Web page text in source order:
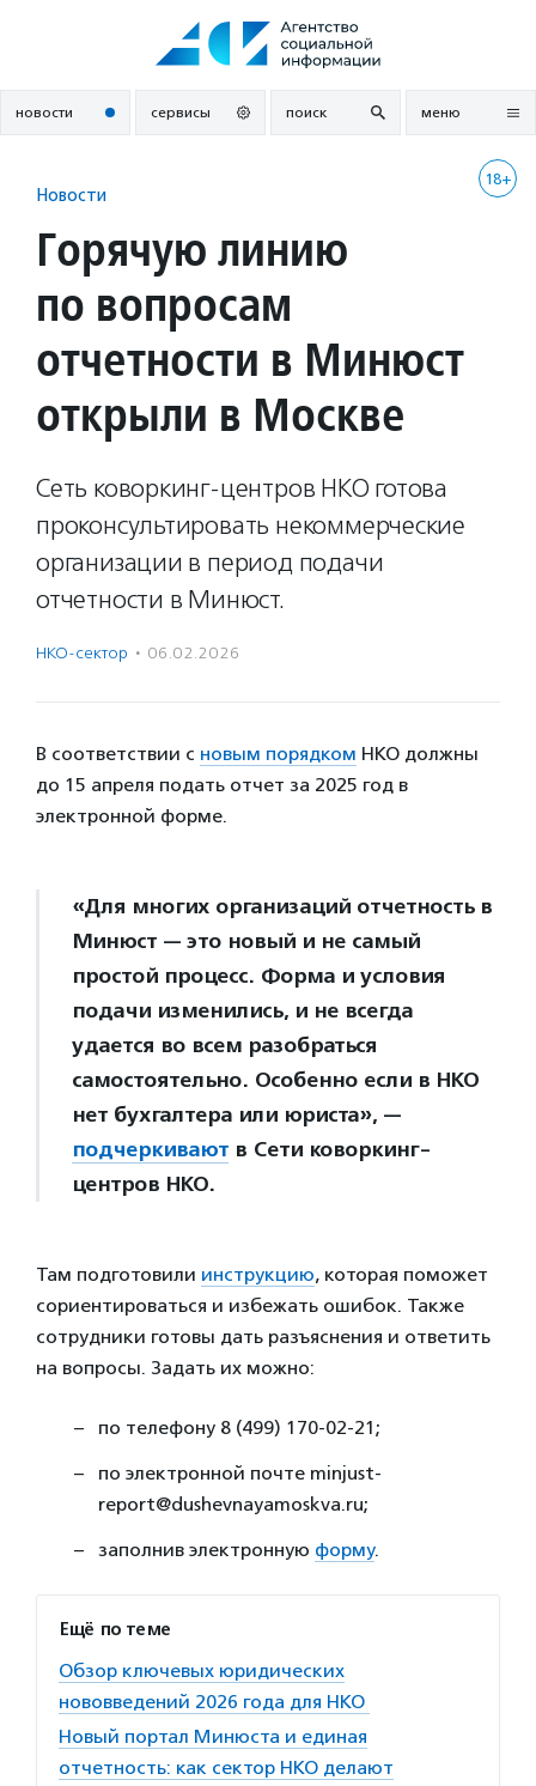
новости сервисы поиск меню
18+
Новости
Горячую линию
по вопросам
отчетности в Минюст
открыли в Москве
Сеть коворкинг-центров НКО готова
проконсультировать некоммерческие
организации в период подачи
отчетности в Минюст.
НКО-сектор · 06.02.2026
В соответствии с новым порядком НКО должны
до 15 апреля подать отчет за 2025 год в
электронной форме.
«Для многих организаций отчетность в
Минюст — это новый и не самый
простой процесс. Форма и условия
подачи изменились, и не всегда
удается во всем разобраться
самостоятельно. Особенно если в НКО
нет бухгалтера или юриста», —
подчеркивают в Сети коворкинг-
центров НКО.
Там подготовили инструкцию, которая поможет
сориентироваться и избежать ошибок. Также
сотрудники готовы дать разъяснения и ответить
на вопросы. Задать их можно:
по телефону 8 (499) 170-02-21;
по электронной почте minjust-
report@dushevnayamoskva.ru;
заполнив электронную форму.
Ещё по теме
Обзор ключевых юридических
нововведений 2026 года для НКО
Новый портал Минюста и единая
отчетность: как сектор НКО делают